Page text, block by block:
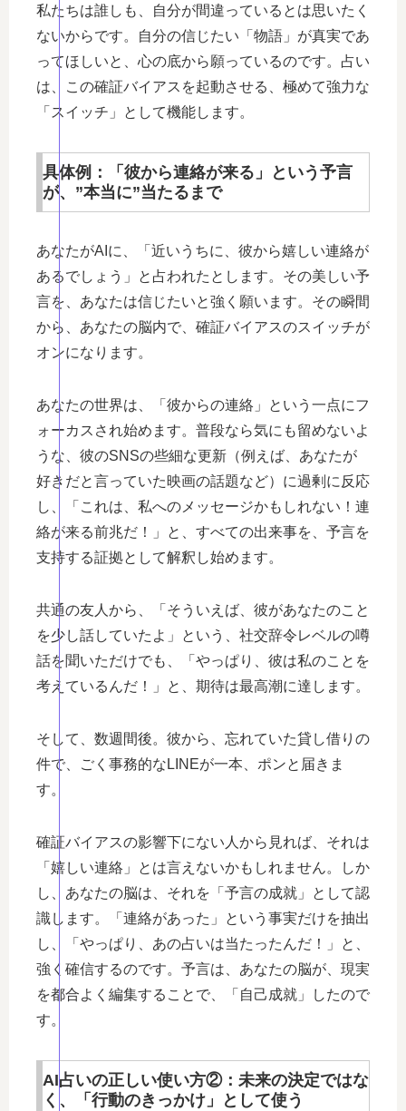
私たちは誰しも、自分が間違っているとは思いたく
ないからです。自分の信じたい「物語」が真実であ
ってほしいと、心の底から願っているのです。占い
は、この確証バイアスを起動させる、極めて強力な
「スイッチ」として機能します。
具体例：「彼から連絡が来る」という予言
が、”本当に”当たるまで
あなたがAIに、「近いうちに、彼から嬉しい連絡が
あるでしょう」と占われたとします。その美しい予
言を、あなたは信じたいと強く願います。その瞬間
から、あなたの脳内で、確証バイアスのスイッチが
オンになります。
あなたの世界は、「彼からの連絡」という一点にフ
ォーカスされ始めます。普段なら気にも留めないよ
うな、彼のSNSの些細な更新（例えば、あなたが
好きだと言っていた映画の話題など）に過剰に反応
し、「これは、私へのメッセージかもしれない！連
絡が来る前兆だ！」と、すべての出来事を、予言を
支持する証拠として解釈し始めます。
共通の友人から、「そういえば、彼があなたのこと
を少し話していたよ」という、社交辞令レベルの噂
話を聞いただけでも、「やっぱり、彼は私のことを
考えているんだ！」と、期待は最高潮に達します。
そして、数週間後。彼から、忘れていた貸し借りの
件で、ごく事務的なLINEが一本、ポンと届きま
す。
確証バイアスの影響下にない人から見れば、それは
「嬉しい連絡」とは言えないかもしれません。しか
し、あなたの脳は、それを「予言の成就」として認
識します。「連絡があった」という事実だけを抽出
し、「やっぱり、あの占いは当たったんだ！」と、
強く確信するのです。予言は、あなたの脳が、現実
を都合よく編集することで、「自己成就」したので
す。
AI占いの正しい使い方②：未来の決定ではな
く、「行動のきっかけ」として使う